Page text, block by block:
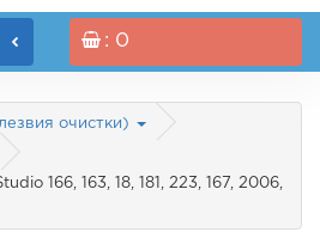
: 0
очистки)
166, 163, 18, 181, 223, 167, 2006,